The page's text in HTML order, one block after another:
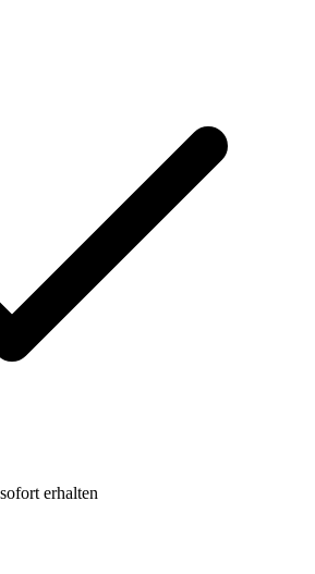
erhalten